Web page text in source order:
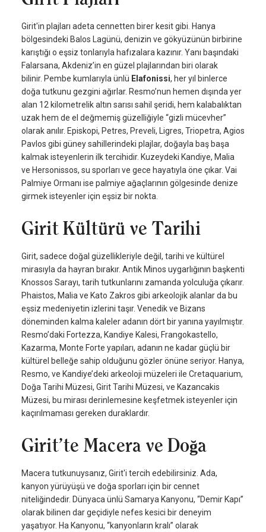
Girit'in plajları adeta cennetten birer kesit gibi. Hanya
bölgesindeki Balos Lagünü, denizin ve gökyüzünün birbirine
karıştığı o eşsiz tonlarıyla hafızalara kazınır. Yanı başındaki
Falarsana, Akdeniz’in en güzel plajlarından biri olarak
bilinir. Pembe kumlarıyla ünlü Elafonissi, her yıl binlerce
doğa tutkunu gezgini ağırlar. Resmo’nun hemen dışında yer
alan 12 kilometrelik altın sarısı sahil şeridi, hem kalabalıktan
uzak hem de el değmemiş güzelliğiyle “gizli mücevher”
olarak anılır. Episkopi, Petres, Preveli, Ligres, Triopetra, Agios
Pavlos gibi güney sahillerindeki plajlar, doğayla baş başa
kalmak isteyenlerin ilk tercihidir. Kuzeydeki Kandiye, Malia
ve Hersonissos, su sporları ve gece hayatıyla öne çıkar. Vai
Palmiye Ormanı ise palmiye ağaçlarının gölgesinde denize
girmek isteyenler için eşsiz bir nokta.
Girit Kültürü ve Tarihi
Girit, sadece doğal güzellikleriyle değil, tarihi ve kültürel
mirasıyla da hayran bırakır. Antik Minos uygarlığının başkenti
Knossos Sarayı, tarih tutkunlarını zamanda yolculuğa çıkarır.
Phaistos, Malia ve Kato Zakros gibi arkeolojik alanlar da bu
eşsiz medeniyetin izlerini taşır. Venedik ve Bizans
döneminden kalma kaleler adanın dört bir yanına yayılmıştır.
Resmo’daki Fortezza, Kandiye Kalesi, Frangokastello,
Kazarma, Monte Forte yapıları, adanın ne kadar güçlü bir
kültürel belleğe sahip olduğunu gözler önüne seriyor. Hanya,
Resmo, ve Kandiye’deki arkeoloji müzeleri ile Cretaquarium,
Doğa Tarihi Müzesi, Girit Tarihi Müzesi, ve Kazancakis
Müzesi, bu mirası derinlemesine keşfetmek isteyenler için
kaçırılmaması gereken duraklardır.
Girit’te Macera ve Doğa
Macera tutkunuysanız, Girit'i tercih edebilirsiniz. Ada,
kanyon yürüyüşü ve doğa sporları için bir cennet
niteliğindedir. Dünyaca ünlü Samarya Kanyonu, “Demir Kapı”
olarak bilinen dar geçidiyle nefes kesici bir deneyim
yaşatıyor. Ha Kanyonu, “kanyonların kralı” olarak